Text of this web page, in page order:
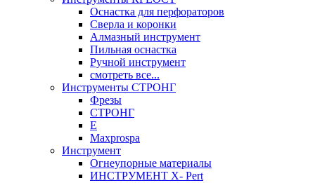
Оснастка для перфораторов
Сверла и коронки
Алмазный инструмент
Пильная оснастка
Ручной инструмент
смотреть все...
Инструменты СТРОНГ
Фрезы
СТРОНГ
Е
Maxprospa
Инструмент
Огнеупорные материалы
ИНСТРУМЕНТ X- Pert